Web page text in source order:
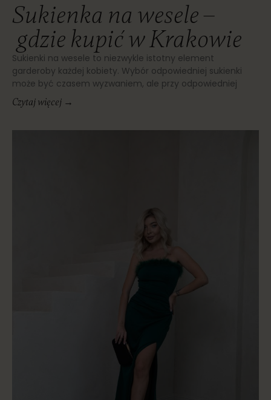
Sukienka na wesele –
gdzie kupić w Krakowie
Sukienki na wesele to niezwykle istotny element
garderoby każdej kobiety. Wybór odpowiedniej sukienki
może być czasem wyzwaniem, ale przy odpowiedniej
Czytaj więcej →